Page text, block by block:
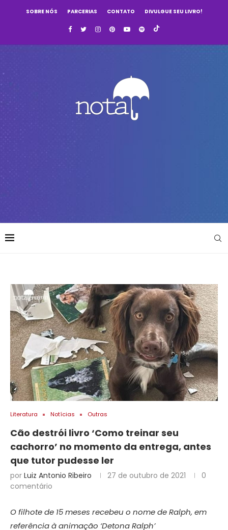
SOBRE NÓS PARCERIAS CONTATO DIVULGUE SEU LIVRO!
Literatura Notícias Outras
Cão destrói livro ‘Como treinar seu
cachorro’ no momento da entrega, antes
que tutor pudesse ler
por Luiz Antonio Ribeiro 27 de outubro de 2021
0
comentário
O filhote de 15 meses recebeu o nome de Ralph, em
referência à animação ‘Detona Ralph’